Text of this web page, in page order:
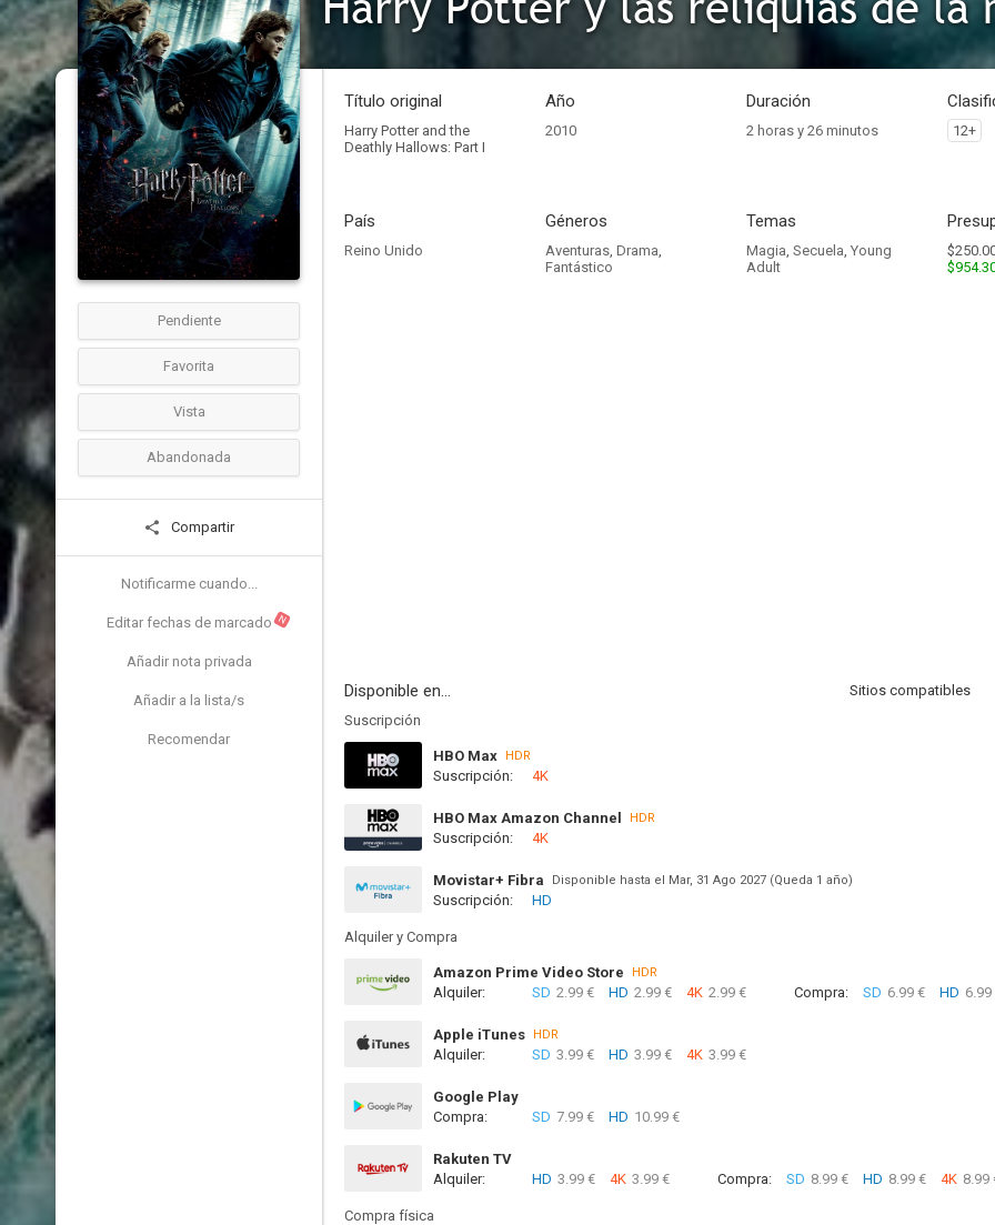
Pendiente
Favorita
Vista
Abandonada
Compartir
Notificarme cuando...
Editar fechas de marcado N
Añadir nota privada
Añadir a la lista/s
Recomendar
Título original
Harry Potter and the
Deathly Hallows: Part I
Año
2010
Duración
2 horas y 26 minutos 12+
País
Reino Unido
Géneros
Aventuras, Drama,
Fantástico
Temas
Magia, Secuela, Young
Adult
Disponible en...
Sitios compatibles
Suscripción
HBO Max HDR
Suscripción: 4K
HBO Max Amazon Channel HDR
Suscripción: 4K
Movistar+ Fibra Disponible hasta el Mar, 31 Ago 2027 (Queda 1 año)
Suscripción: HD
Alquiler y Compra
Amazon Prime Video Store HDR
Alquiler: SD 2.99 € HD 2.99 € 4K 2.99 € Compra: SD 6.99 € HD 6.99
Apple iTunes HDR
Alquiler: SD 3.99 € HD 3.99 € 4K 3.99 €
Google Play
Compra:
SD 7.99 € HD 10.99 €
Rakuten TV
Alquiler:
HD 3.99 € 4K 3.99 € Compra: SD 8.99 € HD 8.99 € 4K 8.99
Compra física